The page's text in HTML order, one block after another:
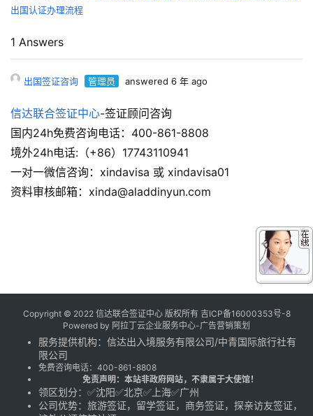
出国认证办理流程
1 Answers
出国签证咨询 管理员 answered 6 年 ago
信达联合签证中心-签证顾问咨询
国内24h免费咨询电话：400-861-8808
境外24h电话:（+86）17743110941
一对一微信咨询：xindavisa 或 xindavisa01
资料审核邮箱：xinda@aladdinyun.com
Copyright © 2022 信达联合签证中心 版权所有 吉ICP备16000353号-8
Powered by 阿拉丁云企业服务中心-广告营销策划
服务提供机构： 信达出入境服务有限公司/中青国际旅行社有
限公司
免费咨询电话： 400-861-8808
免责声明：本站非政府网站，不隶属于大使馆！
领区划分：✅沈阳✅北京✅上海✅广州
公司优势：旅游签证，留学签证，商务签证，探亲访友签证，